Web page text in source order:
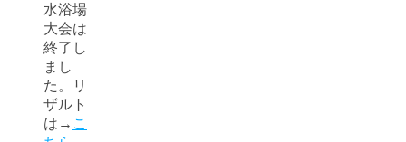
水浴場
大会は
終了し
まし
た。リ
ザルト
は→ こ